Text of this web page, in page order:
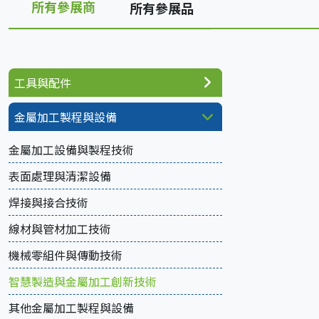
所有參展商 所有參展品
工具與配件
金屬加工製程與設備
金屬加工設備與製程技術
表面處理與清潔設備
焊接與接合技術
線材與管材加工技術
機械零組件與傳動技術
智慧製造與金屬加工創新技術
其他金屬加工製程與設備